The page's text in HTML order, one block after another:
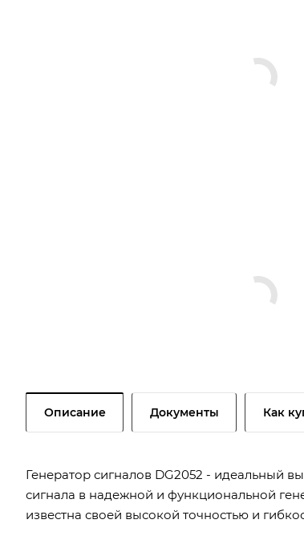
Описание Документы Как
Генератор сигналов DG2052 - идеальный
сигнала в надежной и функциональной
известна своей высокой точностью и